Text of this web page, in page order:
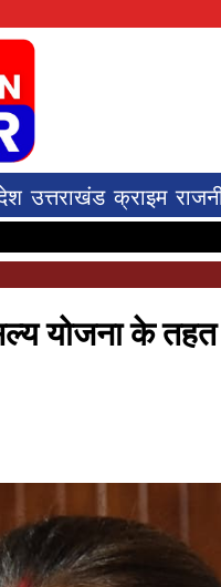
उत्तराखंड क्राइम
योजना के